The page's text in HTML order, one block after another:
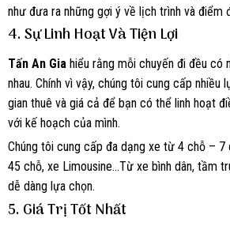
như đưa ra những gợi ý về lịch trình và điểm
4. Sự Linh Hoạt Và Tiện Lợi
Tấn An Gia hiểu rằng mỗi chuyến đi đều có
nhau. Chính vì vậy, chúng tôi cung cấp nhiều
gian thuê và giá cả để bạn có thể linh hoạt
với kế hoạch của mình.
Chúng tôi cung cấp đa dạng xe từ 4 chỗ –
45 chỗ, xe Limousine…Từ xe bình dân, tầm
dễ dàng lựa chọn.
5. Giá Trị Tốt Nhất